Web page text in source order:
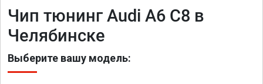
Чип тюнинг Audi A6 C8 в
Челябинске
Выберите вашу модель: